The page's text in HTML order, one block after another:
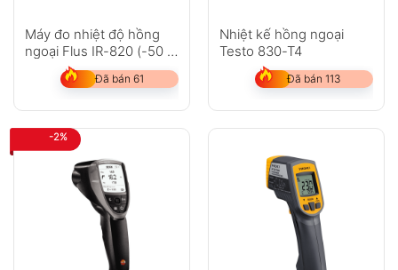
Máy đo nhiệt độ hồng
ngoại Flus IR-820 (-50 ~
500?C)
Đã bán 61
Nhiệt kế hồng ngoại
Testo 830-T4
Đã bán 113
-2%